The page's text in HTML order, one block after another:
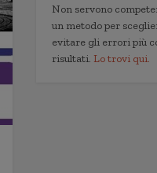
Non servono
un metodo per
evitare gli errori più
risultati. Lo trovi qui.